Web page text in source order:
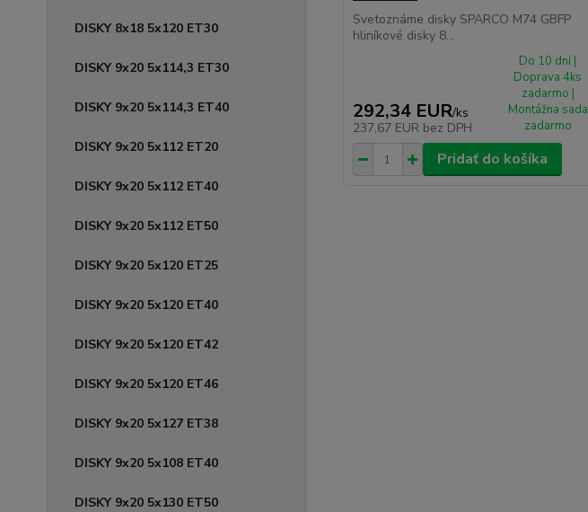
DISKY 8x18 5x120 ET30
DISKY 9x20 5x114,3 ET30
DISKY 9x20 5x114,3 ET40
DISKY 9x20 5x112 ET20
DISKY 9x20 5x112 ET40
DISKY 9x20 5x112 ET50
DISKY 9x20 5x120 ET25
DISKY 9x20 5x120 ET40
DISKY 9x20 5x120 ET42
DISKY 9x20 5x120 ET46
DISKY 9x20 5x127 ET38
DISKY 9x20 5x108 ET40
DISKY 9x20 5x130 ET50
Svetoznáme disky SPARCO M74 GBFP
hliníkové disky 8...
292,34 EUR/ks
237,67 EUR bez DPH
Do 10 dní |
Doprava 4ks
zadarmo |
Montážna sada
zadarmo
Pridať do košíka